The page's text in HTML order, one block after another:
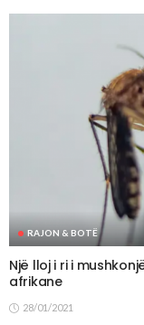
RAJON & BOTË
Një lloj i ri i
afrikane
28/01/2021